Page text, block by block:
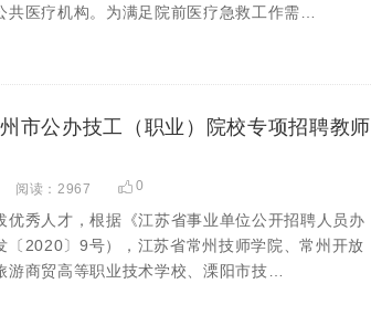
共医疗机构。为满足院前医疗急救工作需…
市公办技工（职业）院校专项招聘教师
阅读：2967 0
优秀人才，根据《江苏省事业单位公开招聘人员办
〔2020〕9号），江苏省常州技师学院、常州开放
游商贸高等职业技术学校、溧阳市技…